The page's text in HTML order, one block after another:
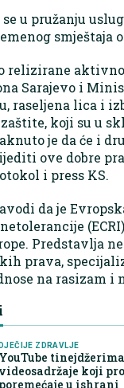
se u pružanju
smještaja
relizirane
Sarajevo i
raseljena lica i
koji su u
je da će i
ove dobre
i press KS.
da je
Predstavlja
prava,
na rasizam i
DJEČIJE ZDRAVLJE
YouTube
videosadržaje koji
poremećaje u ishrani